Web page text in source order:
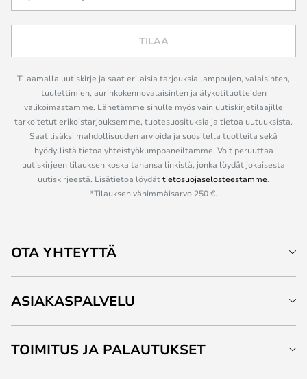
TILAA
Tilaamalla uutiskirje ja saat erilaisia tarjouksia lamppujen, valaisinten,
tuulettimien, aurinkokennovalaisinten ja älykotituotteiden
valikoimastamme. Lähetämme sinulle myös vain uutiskirjetilaajille
tarkoitetut erikoistarjouksemme, tuotesuosituksia ja tietoa uutuuksista.
Saat lisäksi mahdollisuuden arvioida ja suositella tuotteita sekä
hyödyllistä tietoa yhteistyökumppaneiltamme. Voit peruuttaa
uutiskirjeen tilauksen koska tahansa linkistä, jonka löydät jokaisesta
uutiskirjeestä. Lisätietoa löydättietosuojaselosteestamme.
*Tilauksen vähimmäisarvo 250 €.
OTA YHTEYTTÄ
ASIAKASPALVELU
TOIMITUS JA PALAUTUKSET